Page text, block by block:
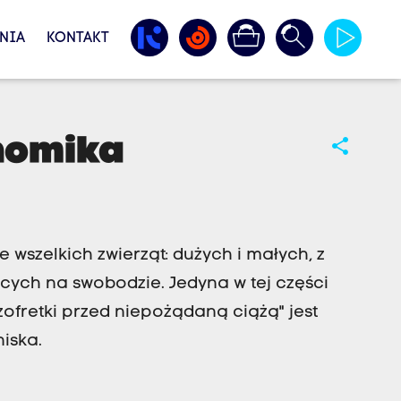
KONTAKT
share
zwierząt: dużych i małych, z
na swobodzie. Jedyna w tej części
przed niepożądaną ciążą" jest